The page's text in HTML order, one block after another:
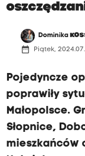
Dominika
date_range Piątek,
Pojedyncze
poprawiły
Małopolsce.
Słopnice,
mieszkańców